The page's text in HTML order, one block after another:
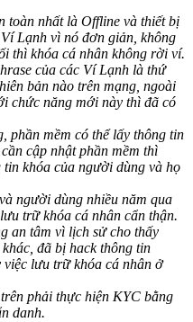
toàn nhất là Offline và thiết bị
Lạnh vì nó đơn giản, không
thì khóa cá nhân không rời ví.
của các Ví Lạnh là thứ
bản nào trên mạng, ngoài
chức năng mới này thì đã có
phần mềm có thể lấy thông tin
cập nhật phần mềm thì
khóa của người dùng và họ
người dùng nhiều năm qua
trữ khóa cá nhân cẩn thận.
an tâm vì lịch sử cho thấy
đã bị hack thông tin
lưu trữ khóa cá nhân ở
phải thực hiện KYC bằng
danh.